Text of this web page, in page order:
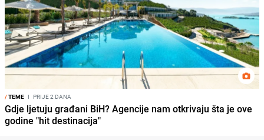
/TEME I PRIJE 2 DANA
Gdje ljetuju građani BiH? Agencije nam otkrivaju šta je ove
godine "hit destinacija"